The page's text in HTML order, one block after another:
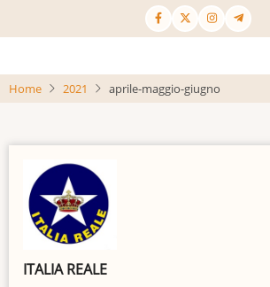
al
principale
Home 2021 aprile-maggio-giugno
ITALIA REALE